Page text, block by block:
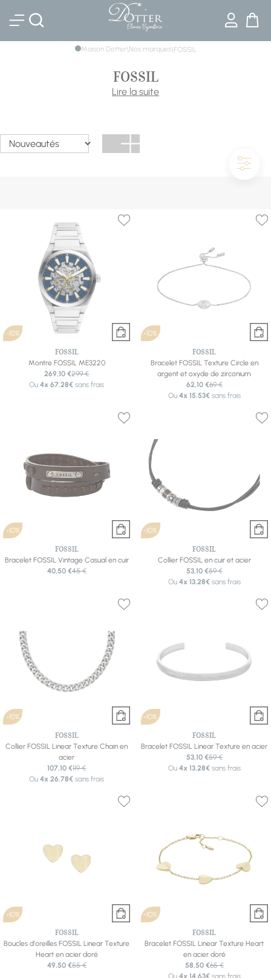
Bijouterie DOTTER
Maison Dotter\Nos marques\FOSSIL
FOSSIL
S’inspirant du passé mais tournée vers l’avenir, Fossil est
offre un éventail de choix pour tous les goûts et toutes les
occasions. Des montres classiques ou connectées aux
accessoires tendances, découvrez une large gamme et
Lire la suite
-10%
FOSSIL
Montre FOSSIL ME3220
269,10 €299 €
Ou4x 67.28€ sans frais
-10%
FOSSIL
Bracelet FOSSIL Texture Circle en
argent et oxyde de zirconium
62,10 €69 €
Ou 4x 15.53€sans frais
-10%
FOSSIL
Bracelet FOSSIL Vintage Casual en cuir
40,50 €45 €
-10%
FOSSIL
Collier FOSSIL en cuir et acier
53,10 €59 €
Ou 4x 13.28€sans frais
-10%
FOSSIL
Collier FOSSIL Linear Texture Chain en
acier
107,10 €119 €
Ou4x 26.78€ sans frais
-10%
FOSSIL
Bracelet FOSSIL Linear Texture en acier
53,10 €59 €
Ou 4x 13.28€sans frais
-10%
FOSSIL
Boucles d'oreilles FOSSIL Linear Texture
Heart en acier doré
49,50 €55 €
-10%
FOSSIL
Bracelet FOSSIL Linear Texture Heart
en acier doré
58,50 €65 €
Ou 4x 14.63€sans frais